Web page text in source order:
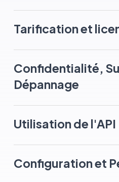
Tarification et
Confidentialité,
Dépannage
Utilisation de l'API
Configuration et